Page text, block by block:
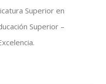
Superior en
Superior –